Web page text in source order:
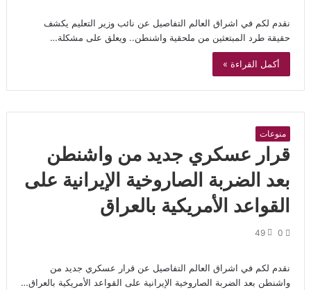
نقدم لكم في اشراق العالم التفاصيل عن نائب وزير التعليم يكشف
حقيقة طرد المبتعثين من ملحقية واشنطن.. ويعلق على مشكلة…
أكمل القراءة »
منوعات
قرار عسكري جديد من واشنطن
بعد الضربة الصاروخية الإيرانية على
القواعد الأمريكية بالعراق
0
49
نقدم لكم في اشراق العالم التفاصيل عن قرار عسكري جديد من
واشنطن بعد الضربة الصاروخية الإيرانية على القواعد الأمريكية بالعراق…